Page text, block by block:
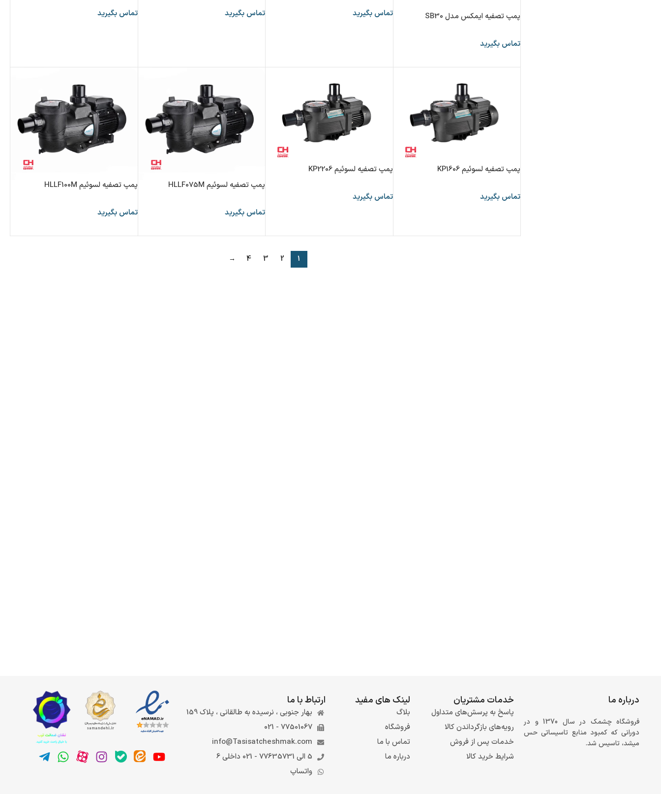
پمپ تصفیه ایمکس مدل SB30
تماس بگیرید
تماس بگیرید تماس بگیرید تماس بگیرید
پمپ تصفیه لسوئیم KP1606
تماس بگیرید
پمپ تصفیه لسوئیم KP2206
تماس بگیرید
پمپ تصفیه لسوئیم HLLF075M
تماس بگیرید
پمپ تصفیه لسوئیم HLLF100M
تماس بگیرید
1
2
3
4
→
درباره ما
فروشگاه چشمک در سال 1370 و در
دورانی که کمبود منابع تاسیساتی حس
میشد، تاسیس شد.
خدمات مشتریان
پاسخ به پرسش‌های متداول
رویه‌های بازگرداندن کالا
خدمات پس از فروش
شرایط خرید کالا
لینک های مفید
بلاگ
فروشگاه
تماس با ما
درباره ما
ارتباط با ما
بهار جنوبی ، نرسیده به طالقانی ، پلاک 159
77501067 - 021
info@Tasisatcheshmak.com
5 الی 77635731 - 021 داخلی 6
واتساپ